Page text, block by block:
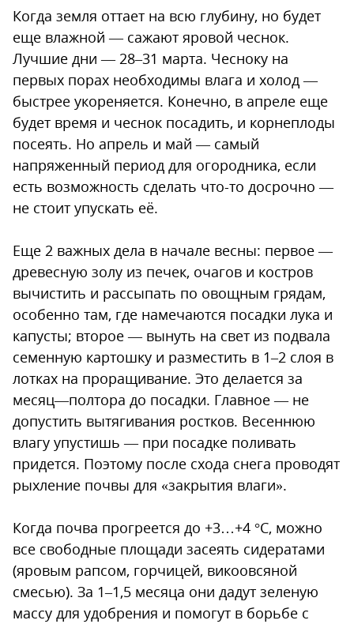
Когда земля оттает на всю глубину, но будет
еще влажной — сажают яровой чеснок.
Лучшие дни — 28–31 марта. Чесноку на
первых порах необходимы влага и холод —
быстрее укореняется. Конечно, в апреле еще
будет время и чеснок посадить, и корнеплоды
посеять. Но апрель и май — самый
напряженный период для огородника, если
есть возможность сделать что-то досрочно —
не стоит упускать её.
Еще 2 важных дела в начале весны: первое —
древесную золу из печек, очагов и костров
вычистить и рассыпать по овощным грядам,
особенно там, где намечаются посадки лука и
капусты; второе — вынуть на свет из подвала
семенную картошку и разместить в 1–2 слоя в
лотках на проращивание. Это делается за
месяц—полтора до посадки. Главное — не
допустить вытягивания ростков. Весеннюю
влагу упустишь — при посадке поливать
придется. Поэтому после схода снега проводят
рыхление почвы для «закрытия влаги».
Когда почва прогреется до +3…+4 °С, можно
все свободные площади засеять сидератами
(яровым рапсом, горчицей, викоовсяной
смесью). За 1–1,5 месяца они дадут зеленую
массу для удобрения и помогут в борьбе с